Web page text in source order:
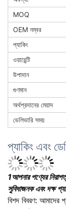
MOQ
OEM নম্বর
প্যাকিং
ওয়ারেন্টি
উপাদান
গুণমান
অর্থপ্রদানের মেয়াদ
ডেলিভারি সময়
প্যাকিং এবং